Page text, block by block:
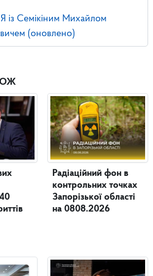
із Семікіним Михайлом
(оновлено)
Радіаційний фон в
контрольних точках
Запорізької області
на 0808.2026